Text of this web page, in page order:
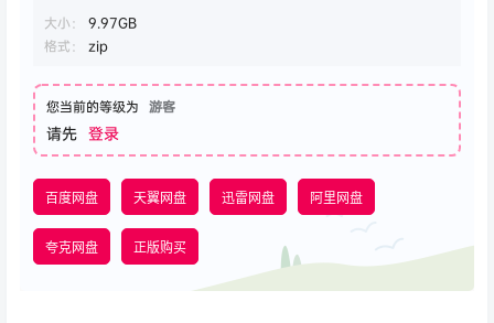
大小：
9.97GB
格式：
zip
您当前的等级为 游客
请先 登录
百度网盘 天翼网盘 迅雷网盘 阿里网盘
夸克网盘 正版购买